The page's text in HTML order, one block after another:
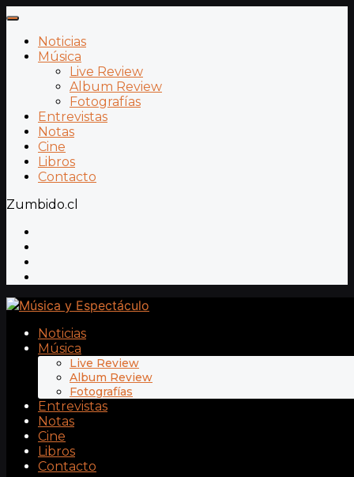
Noticias
Música
Live Review
Album Review
Fotografías
Entrevistas
Notas
Cine
Libros
Contacto
Zumbido.cl
Noticias
Música
Live Review
Album Review
Fotografías
Entrevistas
Notas
Cine
Libros
Contacto